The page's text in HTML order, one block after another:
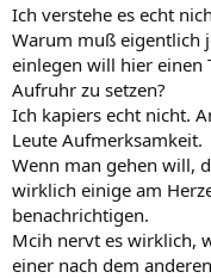
Ich verstehe es echt
Warum muß eigentlich
einlegen will hier einen
Aufruhr zu setzen?
Ich kapiers echt nicht.
Leute Aufmerksamkeit.
Wenn man gehen will,
wirklich einige am
benachrichtigen.
Mcih nervt es wirklich,
einer nach dem